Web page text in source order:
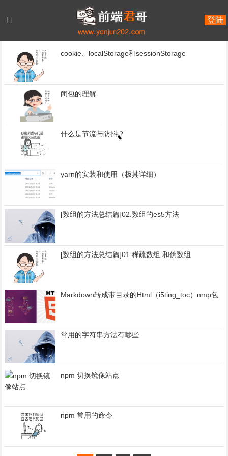
登陆
cookie、localStorage和sessionStorage
闭包的理解
什么是节流与防抖？
yarn的安装和使用（极其详细）
[数组的方法总结篇]02.数组的es5方法
[数组的方法总结篇]01.稀疏数组 和伪数组
Markdown转成带目录的Html（i5ting_toc）nmp包
常用的字符串方法有哪些
npm 切换镜像站点
npm 常用的命令